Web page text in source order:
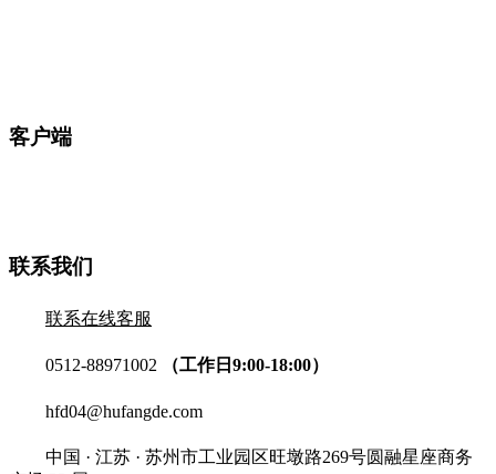
客户端
联系我们
联系在线客服
0512-88971002 （工作日9:00-18:00）
hfd04@hufangde.com
中国 · 江苏 · 苏州市工业园区旺墩路269号圆融星座商务